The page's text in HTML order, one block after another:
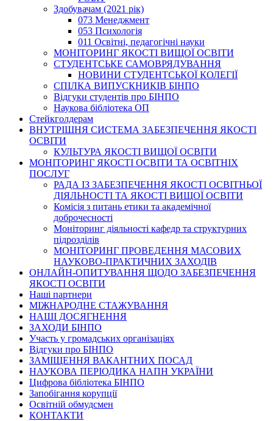
Здобувачам (2021 рік)
073 Менеджмент
053 Психологія
011 Освітні, педагогічні науки
МОНІТОРИНГ ЯКОСТІ ВИЩОЇ ОСВІТИ
СТУДЕНТСЬКЕ САМОВРЯДУВАННЯ
НОВИНИ СТУДЕНТСЬКОЇ КОЛЕГІЇ
СПІЛКА ВИПУСКНИКІВ БІНПО
Відгуки студентів про БІНПО
Наукова бібліотека ОП
Стейкголдерам
ВНУТРІШНЯ СИСТЕМА ЗАБЕЗПЕЧЕННЯ ЯКОСТІ
ОСВІТИ
КУЛЬТУРА ЯКОСТІ ВИЩОЇ ОСВІТИ
МОНІТОРИНГ ЯКОСТІ ОСВІТИ ТА ОСВІТНІХ
ПОСЛУГ
РАДА ІЗ ЗАБЕЗПЕЧЕННЯ ЯКОСТІ ОСВІТНЬОЇ
ДІЯЛЬНОСТІ ТА ЯКОСТІ ВИЩОЇ ОСВІТИ
Комісія з питань етики та академічної
доброчесності
Моніторинг діяльності кафедр та структурних
підрозділів
МОНІТОРИНГ ПРОВЕДЕННЯ МАСОВИХ
НАУКОВО-ПРАКТИЧНИХ ЗАХОДІВ
ОНЛАЙН-ОПИТУВАННЯ ЩОДО ЗАБЕЗПЕЧЕННЯ
ЯКОСТІ ОСВІТИ
Наші партнери
МІЖНАРОДНЕ СТАЖУВАННЯ
НАШІ ДОСЯГНЕННЯ
ЗАХОДИ БІНПО
Участь у громадських організаціях
Відгуки про БІНПО
ЗАМІЩЕННЯ ВАКАНТНИХ ПОСАД
НАУКОВА ПЕРІОДИКА НАПН УКРАЇНИ
Цифрова бібліотека БІНПО
Запобігання корупції
Освітній обмудсмен
КОНТАКТИ